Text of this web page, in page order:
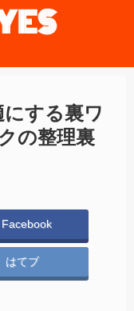
する裏ワ
の整理裏
はてブ